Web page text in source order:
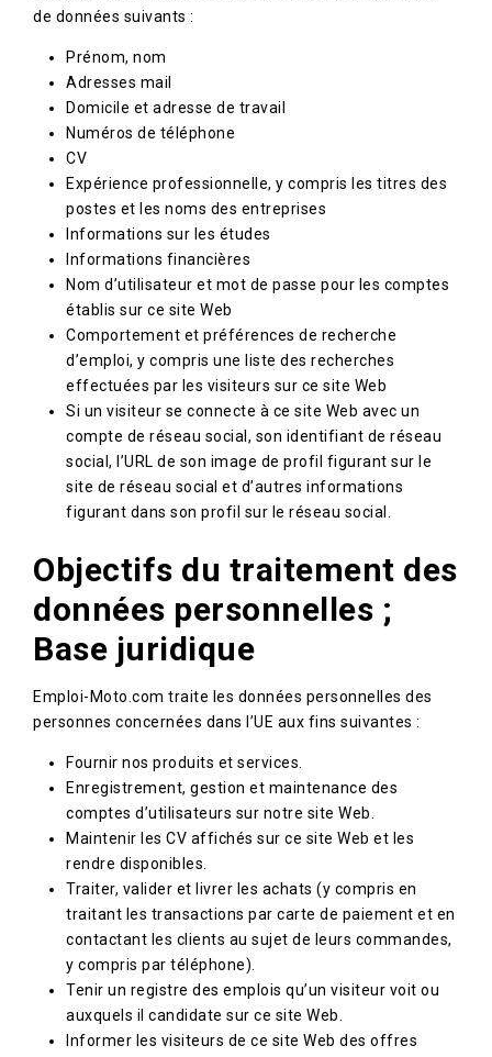
de données suivants :
Prénom, nom
Adresses mail
Domicile et adresse de travail
Numéros de téléphone
CV
Expérience professionnelle, y compris les titres des
postes et les noms des entreprises
Informations sur les études
Informations financières
Nom d’utilisateur et mot de passe pour les comptes
établis sur ce site Web
Comportement et préférences de recherche
d’emploi, y compris une liste des recherches
effectuées par les visiteurs sur ce site Web
Si un visiteur se connecte à ce site Web avec un
compte de réseau social, son identifiant de réseau
social, l’URL de son image de profil figurant sur le
site de réseau social et d’autres informations
figurant dans son profil sur le réseau social.
Objectifs du traitement des
données personnelles ;
Base juridique
Emploi-Moto.com traite les données personnelles des
personnes concernées dans l’UE aux fins suivantes :
Fournir nos produits et services.
Enregistrement, gestion et maintenance des
comptes d’utilisateurs sur notre site Web.
Maintenir les CV affichés sur ce site Web et les
rendre disponibles.
Traiter, valider et livrer les achats (y compris en
traitant les transactions par carte de paiement et en
contactant les clients au sujet de leurs commandes,
y compris par téléphone).
Tenir un registre des emplois qu’un visiteur voit ou
auxquels il candidate sur ce site Web.
Informer les visiteurs de ce site Web des offres